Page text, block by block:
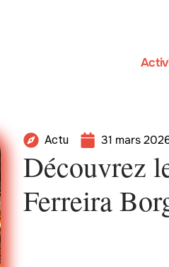
Actu 31 mars
Découvrez
Ferreira